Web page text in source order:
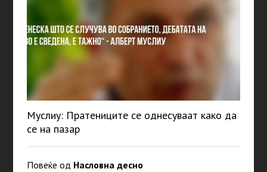
Муслиу: Пратениците се однесуваат како да
се на пазар
Повеќе од Насловна десно